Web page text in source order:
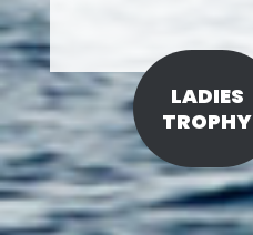
LADIES
TROPHY